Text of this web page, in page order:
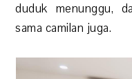
duduk menunggu,
sama camilan juga.